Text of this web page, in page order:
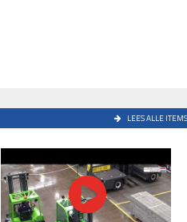
LEES ALLE ITEMS